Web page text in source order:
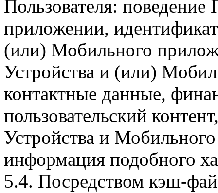
Пользователя:
приложении,
(или) Мобильного
Устройства и (или)
контактные данные,
пользовательский
Устройства и
информация подобного
5.4. Посредством кэш-